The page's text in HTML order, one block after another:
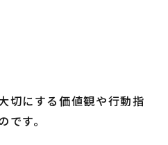
切にする価値観や行動指
す。